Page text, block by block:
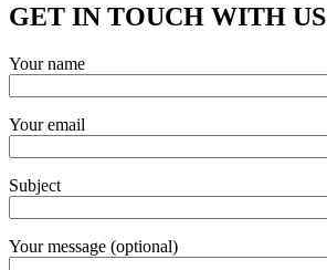
GET IN TOUCH WITH US
Your name
Your email
Subject
Your message (optional)